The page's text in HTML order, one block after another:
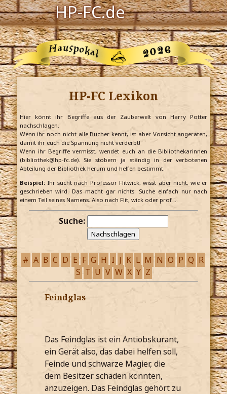
HP-FC.de
Navigation
Harry Potter
Der HP-FC
Hogwarts
Zauberwelt
Willkommen
Jetzt Fanclub-Mitglied werden!
HP-FC Lexikon
Hier könnt ihr Begriffe aus der Zauberwelt von Harry Potter
nachschlagen.
Wenn ihr noch nicht alle Bücher kennt, ist aber Vorsicht angeraten,
damit ihr euch die Spannung nicht verderbt!
Wenn ihr Begriffe vermisst, wendet euch an die Bibliothekarinnen
(bibliothek@hp-fc.de). Sie stöbern ja ständig in der verbotenen
Abteilung der Bibliothek herum und helfen bestimmt.
Beispiel:Ihr sucht nach Professor Flitwick, wisst aber nicht, wie er
geschrieben wird. Das macht gar nichts: Suche einfach nur nach
einem Teil seines Namens. Also nach Flit, wick oder prof …
Suche:
# A B C D E F G H I J K L M N O P Q R
S T U V W X Y Z
Feindglas
Das Feindglas ist ein Antiobskurant,
ein Gerät also, das dabei helfen soll,
Feinde und schwarze Magier, die
dem Besitzer schaden könnten,
anzuzeigen. Das Feindglas gehört zu